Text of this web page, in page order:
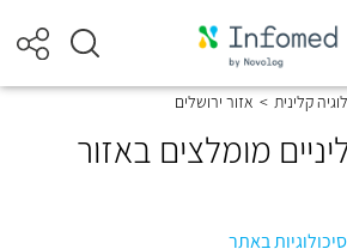
קלינית > אזור ירושלים
מומלצים באזור